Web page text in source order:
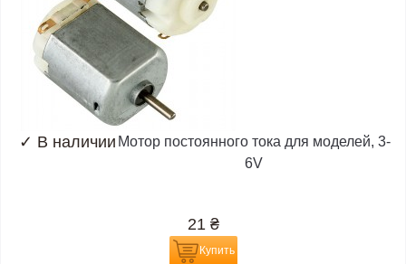
✓ В наличии Мотор постоянного тока для моделей, 3-
6V
21 ₴
Купить